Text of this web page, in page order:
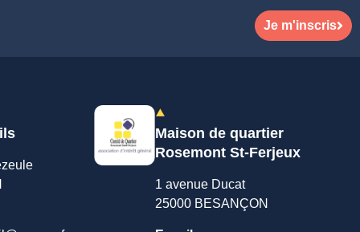
Je m'inscris
Maison de quartier
Rosemont St-Ferjeux
1 avenue Ducat
25000 BESANÇON